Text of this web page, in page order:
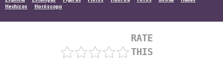
Hechizos
Horóscopo
RATE
THIS